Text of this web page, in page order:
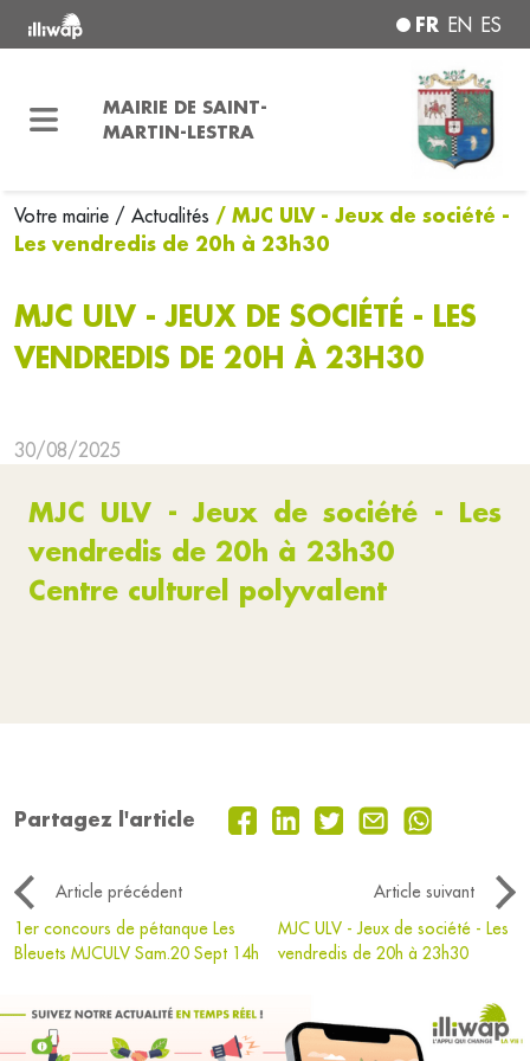
FR EN ES
MAIRIE DE SAINT-
MARTIN-LESTRA
Votre mairie / Actualités / MJC ULV - Jeux de société -
Les vendredis de 20h à 23h30
MJC ULV - JEUX DE SOCIÉTÉ - LES
VENDREDIS DE 20H À 23H30
30/08/2025
MJC ULV - Jeux de société - Les
vendredis de 20h à 23h30
Centre culturel polyvalent
Partagez l'article
Article précédent
Article suivant
1er concours de pétanque Les
Bleuets MJCULV Sam.20 Sept 14h
MJC ULV - Jeux de société - Les
vendredis de 20h à 23h30